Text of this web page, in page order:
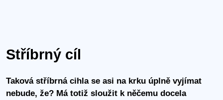
Stříbrný cíl
Taková stříbrná cihla se asi na krku úplně vyjímat
nebude, že? Má totiž sloužit k něčemu docela